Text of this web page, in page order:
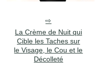
La Crème de Nuit qui
Cible les Taches sur
le Visage, le Cou et le
Décolleté